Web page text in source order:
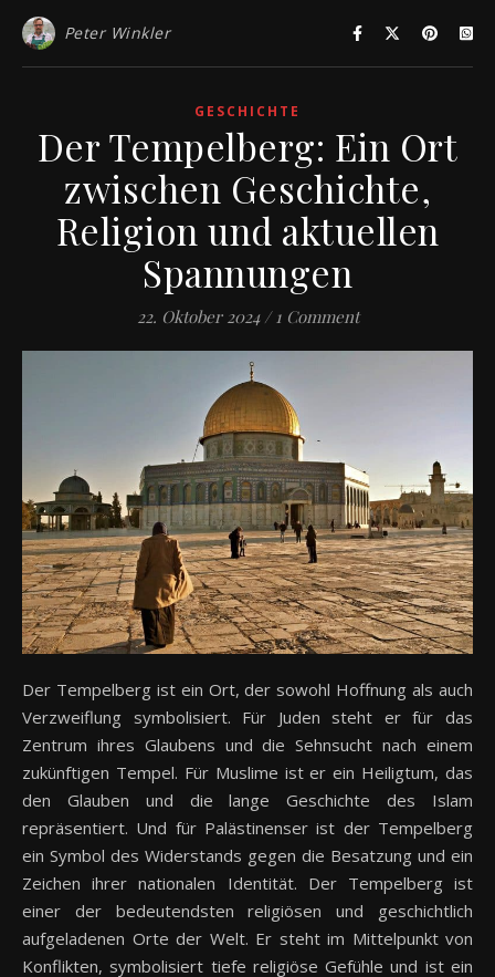
Peter Winkler
GESCHICHTE
Der Tempelberg: Ein Ort
zwischen Geschichte,
Religion und aktuellen
Spannungen
22. Oktober 2024 / 1 Comment
Der Tempelberg ist ein Ort, der sowohl Hoffnung als auch
Verzweiflung symbolisiert. Für Juden steht er für das
Zentrum ihres Glaubens und die Sehnsucht nach einem
zukünftigen Tempel. Für Muslime ist er ein Heiligtum, das
den Glauben und die lange Geschichte des Islam
repräsentiert. Und für Palästinenser ist der Tempelberg
ein Symbol des Widerstands gegen die Besatzung und ein
Zeichen ihrer nationalen Identität. Der Tempelberg ist
einer der bedeutendsten religiösen und geschichtlich
aufgeladenen Orte der Welt. Er steht im Mittelpunkt von
Konflikten, symbolisiert tiefe religiöse Gefühle und ist ein